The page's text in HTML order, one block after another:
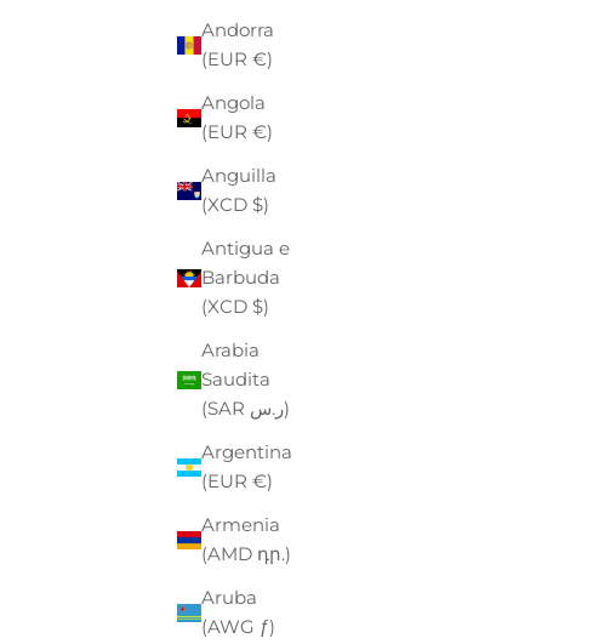
Andorra
(EUR €)
Angola
(EUR €)
Anguilla
(XCD $)
Antigua e
Barbuda
(XCD $)
Arabia
Saudita
(SAR ر.س)
Argentina
(EUR €)
Armenia
(AMD դր.)
Aruba
(AWG ƒ)
BIRKENSTOCK
SANDALI "ARIZONA" KHAKI IN EVA
CON DOPPIA FASCIA REGOLABILE
PREZZO-30%PREZZO SCONTATO
€38,50